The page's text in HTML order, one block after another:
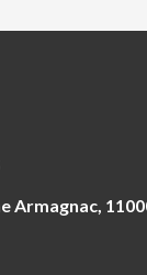
Armagnac,
Cals, 81170